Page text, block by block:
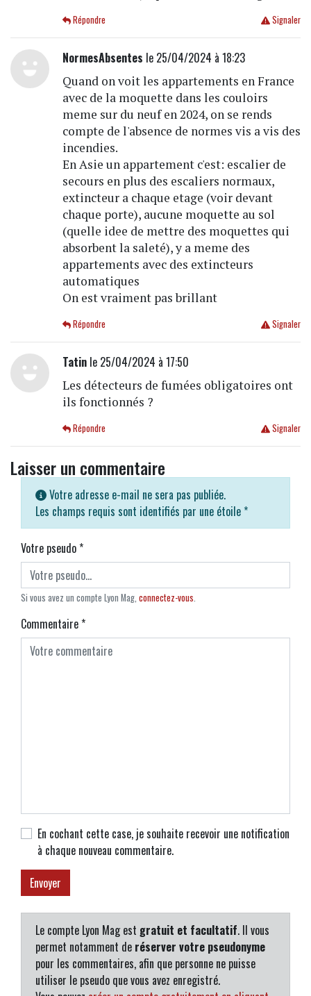
Signaler
Répondre
NormesAbsentes le 25/04/2024 à 18:23
Quand on voit les appartements en France
avec de la moquette dans les couloirs
meme sur du neuf en 2024, on se rends
compte de l'absence de normes vis a vis des
incendies.
En Asie un appartement c'est: escalier de
secours en plus des escaliers normaux,
extincteur a chaque etage (voir devant
chaque porte), aucune moquette au sol
(quelle idee de mettre des moquettes qui
absorbent la saleté), y a meme des
appartements avec des extincteurs
automatiques
On est vraiment pas brillant
Signaler
Répondre
Tatinle 25/04/2024 à 17:50
Les détecteurs de fumées obligatoires ont
ils fonctionnés ?
Signaler
Répondre
Laisser un commentaire
Votre adresse e-mail ne sera pas publiée.
Les champs requis sont identifiés par une étoile *
Votre pseudo*
Si vous avez un compte Lyon Mag, connectez-vous.
Commentaire*
En cochant cette case, je souhaite recevoir une notification
à chaque nouveau commentaire.
Le compte Lyon Mag est gratuit et facultatif. Il vous
permet notamment de réserver votre pseudonyme
pour les commentaires, afin que personne ne puisse
utiliser le pseudo que vous avez enregistré.